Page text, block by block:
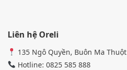
Liên hệ Oreli
135 Ngô Quyền, Buôn Ma Thuột
Hotline: 0825 585 888